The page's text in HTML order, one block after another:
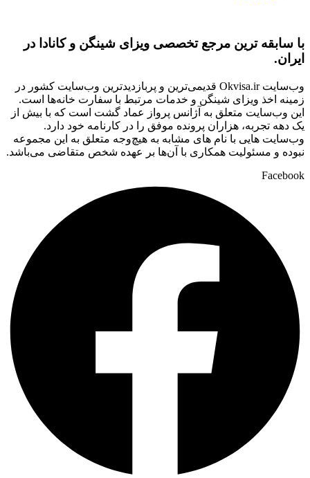
با سابقه ‌ترین مرجع تخصصی ویزای شینگن و کانادا در
ایران.
وب‌سایت Okvisa.ir قدیمی‌ترین و پربازدیدترین وب‌سایت کشور در
زمینه اخذ ویزای شینگن و خدمات مرتبط با سفارت‌ خانه‌ها است.
این وب‌سایت متعلق به آژانس پرواز عماد گشت است که با بیش از
یک دهه تجربه، هزاران پرونده موفق را در کارنامه خود دارد.
وب‌سایت‌ هایی با نام‌ های مشابه به هیچ‌وجه متعلق به این مجموعه
نبوده و مسئولیت همکاری با آن‌ها بر عهده شخص متقاضی می‌باشد.
Facebook